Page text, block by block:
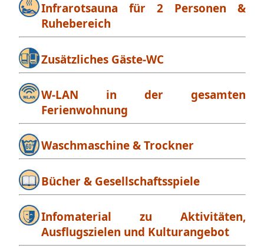
Infrarotsauna für 2 Personen &
Ruhebereich
Zusätzliches Gäste-WC
W-LAN in der gesamten
Ferienwohnung
Waschmaschine & Trockner
Bücher & Gesellschaftsspiele
Infomaterial zu Aktivitäten,
Ausflugszielen und Kulturangebot